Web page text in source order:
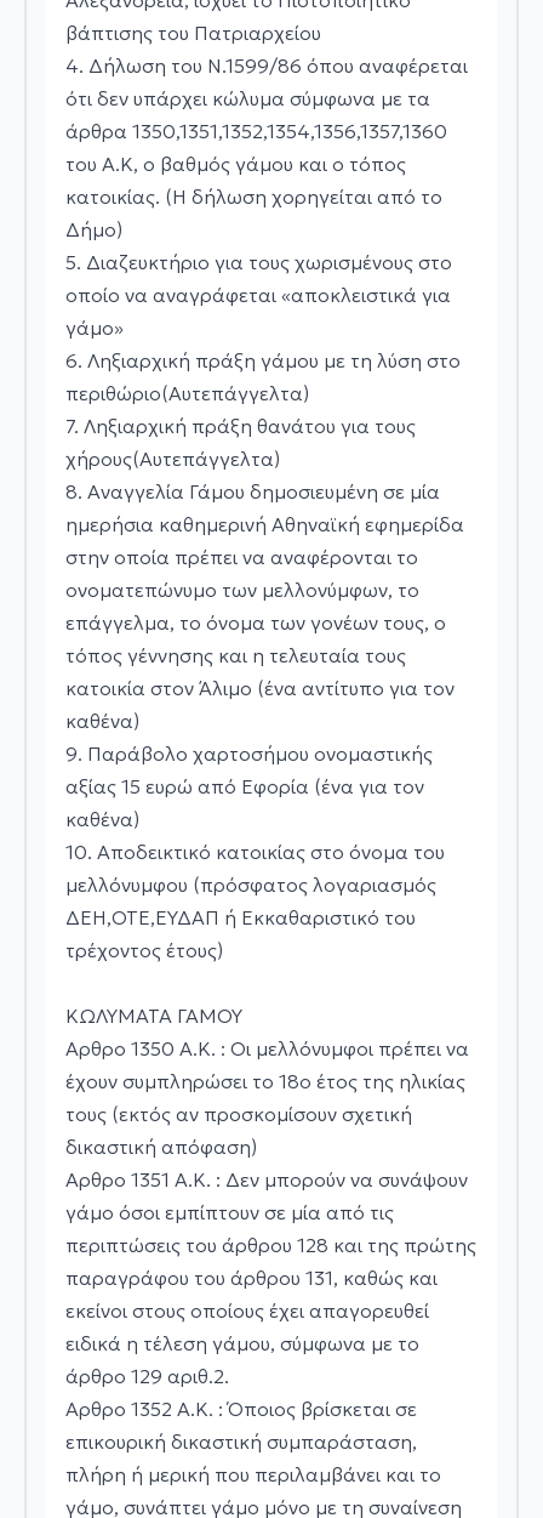
βάπτισης του Πατριαρχείου
4. Δήλωση του Ν.1599/86 όπου αναφέρεται
ότι δεν υπάρχει κώλυμα σύμφωνα με τα
άρθρα 1350,1351,1352,1354,1356,1357,1360
του Α.Κ, ο βαθμός γάμου και ο τόπος
κατοικίας. (Η δήλωση χορηγείται από το
Δήμο)
5. Διαζευκτήριο για τους χωρισμένους στο
οποίο να αναγράφεται «αποκλειστικά για
γάμο»
6. Ληξιαρχική πράξη γάμου με τη λύση στο
περιθώριο(Αυτεπάγγελτα)
7. Ληξιαρχική πράξη θανάτου για τους
χήρους(Αυτεπάγγελτα)
8. Αναγγελία Γάμου δημοσιευμένη σε μία
ημερήσια καθημερινή Αθηναϊκή εφημερίδα
στην οποία πρέπει να αναφέρονται το
ονοματεπώνυμο των μελλονύμφων, το
επάγγελμα, το όνομα των γονέων τους, ο
τόπος γέννησης και η τελευταία τους
κατοικία στον Άλιμο (ένα αντίτυπο για τον
καθένα)
9. Παράβολο χαρτοσήμου ονομαστικής
αξίας 15 ευρώ από Εφορία (ένα για τον
καθένα)
10. Αποδεικτικό κατοικίας στο όνομα του
μελλόνυμφου (πρόσφατος λογαριασμός
ΔΕΗ,ΟΤΕ,ΕΥΔΑΠ ή Εκκαθαριστικό του
τρέχοντος έτους)
ΚΩΛΥΜΑΤΑ ΓΑΜΟΥ
Αρθρο 1350 Α.Κ. : Οι μελλόνυμφοι πρέπει να
έχουν συμπληρώσει το 18ο έτος της ηλικίας
τους (εκτός αν προσκομίσουν σχετική
δικαστική απόφαση)
Αρθρο 1351 Α.Κ. : Δεν μπορούν να συνάψουν
γάμο όσοι εμπίπτουν σε μία από τις
περιπτώσεις του άρθρου 128 και της πρώτης
παραγράφου του άρθρου 131, καθώς και
εκείνοι στους οποίους έχει απαγορευθεί
ειδικά η τέλεση γάμου, σύμφωνα με το
άρθρο 129 αριθ.2.
Αρθρο 1352 Α.Κ. : Όποιος βρίσκεται σε
επικουρική δικαστική συμπαράσταση,
πλήρη ή μερική που περιλαμβάνει και το
γάμο, συνάπτει γάμο μόνο με τη συναίνεση